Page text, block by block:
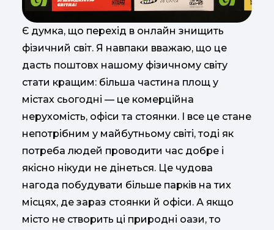
Є думка, що перехід в онлайн знищить
фізичний світ. Я навпаки вважаю, що це
дасть поштовх нашому фізичному світу
стати кращим: більша частина площ у
містах сьогодні — це комерційна
нерухомість, офіси та стоянки. І все це стане
непотрібним у майбутньому світі, тоді як
потреба людей проводити час добре і
якісно нікуди не дінеться. Це чудова
нагода побудувати більше парків на тих
місцях, де зараз стоянки й офіси. А якщо
місто не створить ці природні оази, то